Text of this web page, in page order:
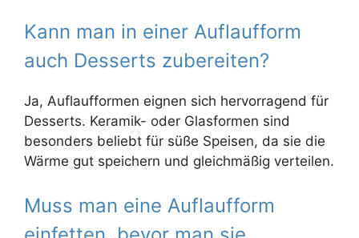
Kann man in einer Auflaufform
auch Desserts zubereiten?
Ja, Auflaufformen eignen sich hervorragend für
Desserts. Keramik- oder Glasformen sind
besonders beliebt für süße Speisen, da sie die
Wärme gut speichern und gleichmäßig verteilen.
Muss man eine Auflaufform